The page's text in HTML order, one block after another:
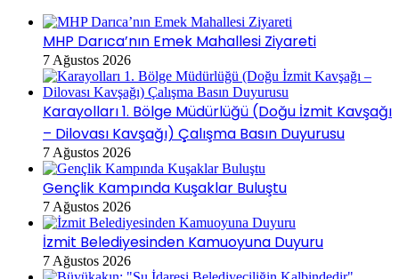
MHP Darıca’nın Emek Mahallesi Ziyareti
7 Ağustos 2026
Karayolları 1. Bölge Müdürlüğü (Doğu İzmit Kavşağı
– Dilovası Kavşağı) Çalışma Basın Duyurusu
7 Ağustos 2026
Gençlik Kampında Kuşaklar Buluştu
7 Ağustos 2026
İzmit Belediyesinden Kamuoyuna Duyuru
7 Ağustos 2026